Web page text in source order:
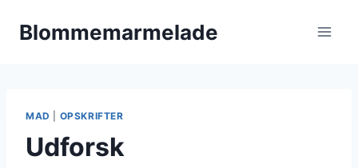
Blommemarmelade
MAD OPSKRIFTER
Udforsk